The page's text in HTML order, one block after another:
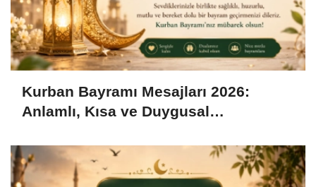
Kurban Bayramı Mesajları 2026:
Anlamlı, Kısa ve Duygusal